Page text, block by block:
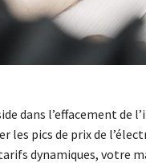
dans l’effacement
les pics de prix de
dynamiques, votre